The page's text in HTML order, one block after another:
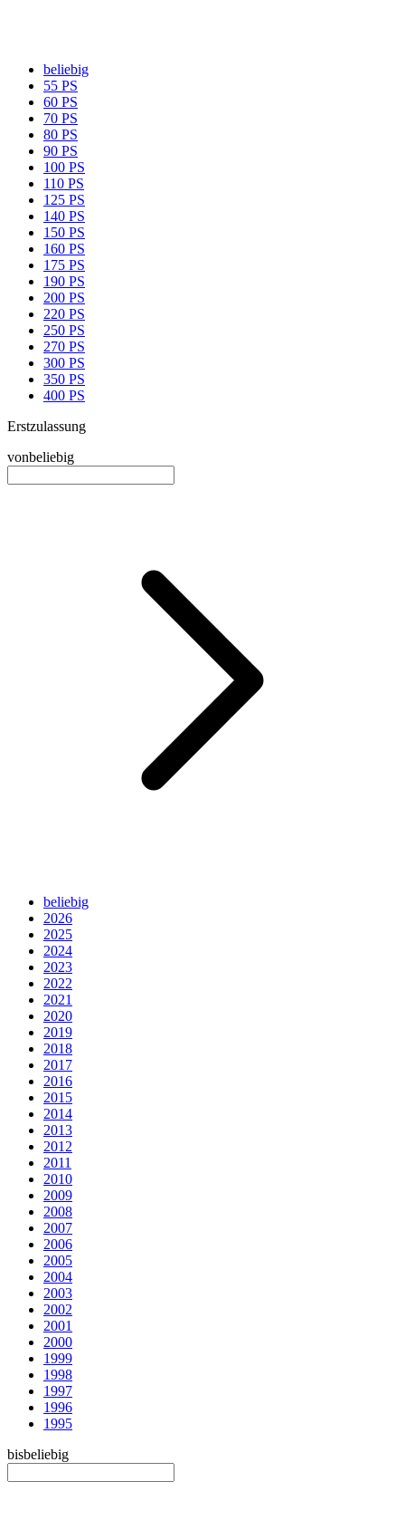
beliebig
55 PS
60 PS
70 PS
80 PS
90 PS
100 PS
110 PS
125 PS
140 PS
150 PS
160 PS
175 PS
190 PS
200 PS
220 PS
250 PS
270 PS
300 PS
350 PS
400 PS
Erstzulassung
vonbeliebig
beliebig
2026
2025
2024
2023
2022
2021
2020
2019
2018
2017
2016
2015
2014
2013
2012
2011
2010
2009
2008
2007
2006
2005
2004
2003
2002
2001
2000
1999
1998
1997
1996
1995
bisbeliebig